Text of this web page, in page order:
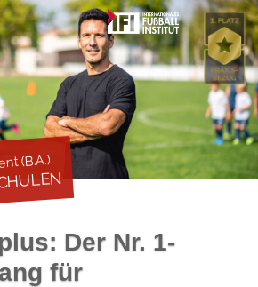
(B.A.)
Der Nr. 1-
für